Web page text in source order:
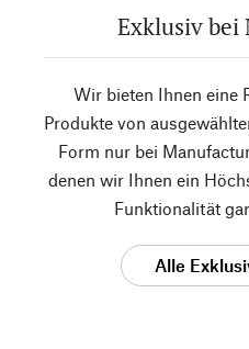
Exklusiv bei
Wir bieten Ihnen eine
Produkte von
Form nur bei
denen wir Ihnen ein
Funktionalität
Alle